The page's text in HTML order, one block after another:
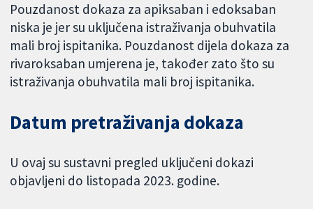
Pouzdanost dokaza za apiksaban i edoksaban
niska je jer su uključena istraživanja obuhvatila
mali broj ispitanika. Pouzdanost dijela dokaza za
rivaroksaban umjerena je, također zato što su
istraživanja obuhvatila mali broj ispitanika.
Datum pretraživanja dokaza
U ovaj su sustavni pregled uključeni dokazi
objavljeni do listopada 2023. godine.